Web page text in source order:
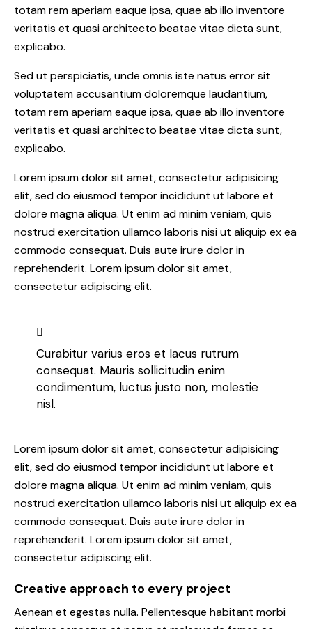
totam rem aperiam eaque ipsa, quae ab illo inventore
veritatis et quasi architecto beatae vitae dicta sunt,
explicabo.
Sed ut perspiciatis, unde omnis iste natus error sit
voluptatem accusantium doloremque laudantium,
totam rem aperiam eaque ipsa, quae ab illo inventore
veritatis et quasi architecto beatae vitae dicta sunt,
explicabo.
Lorem ipsum dolor sit amet, consectetur adipisicing
elit, sed do eiusmod tempor incididunt ut labore et
dolore magna aliqua. Ut enim ad minim veniam, quis
nostrud exercitation ullamco laboris nisi ut aliquip ex ea
commodo consequat. Duis aute irure dolor in
reprehenderit. Lorem ipsum dolor sit amet,
consectetur adipiscing elit.
Curabitur varius eros et lacus rutrum
consequat. Mauris sollicitudin enim
condimentum, luctus justo non, molestie
nisl.
Lorem ipsum dolor sit amet, consectetur adipisicing
elit, sed do eiusmod tempor incididunt ut labore et
dolore magna aliqua. Ut enim ad minim veniam, quis
nostrud exercitation ullamco laboris nisi ut aliquip ex ea
commodo consequat. Duis aute irure dolor in
reprehenderit. Lorem ipsum dolor sit amet,
consectetur adipiscing elit.
Creative approach to every project
Aenean et egestas nulla. Pellentesque habitant morbi